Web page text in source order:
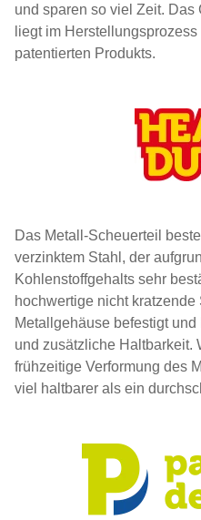
und sparen so viel Zeit.
liegt im
patentierten Produkts.
Das Metall-Scheuerteil
verzinktem Stahl, der
Kohlenstoffgehalts sehr
hochwertige nicht kratzende
Metallgehäuse befestigt
und zusätzliche Haltbarkeit.
frühzeitige Verformung des
viel haltbarer als ein